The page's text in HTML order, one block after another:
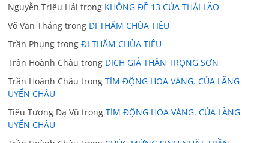
Nguyễn Triệu Hải trong KHÔNG ĐỀ 13 CỦA THÁI LÃO
Võ Văn Thắng trongĐI THĂM CHÙA TIÊU
Trần Phụng trongĐI THĂM CHÙA TIÊU
Trần Hoành Châu trong DICH GIẢ THÂN TRỌNG SƠN
Trần Hoành Châu trongTÍM ĐỘNG HOA VÀNG. CỦA LÃNG
UYỂN CHÂU
Tiêu Tương Dạ Vũ trongTÍM ĐỘNG HOA VÀNG. CỦA LÃNG
UYỂN CHÂU